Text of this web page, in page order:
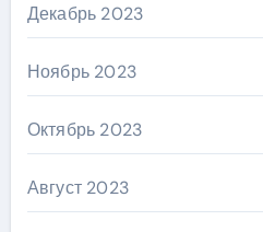
Декабрь 2023
Ноябрь 2023
Октябрь 2023
Август 2023